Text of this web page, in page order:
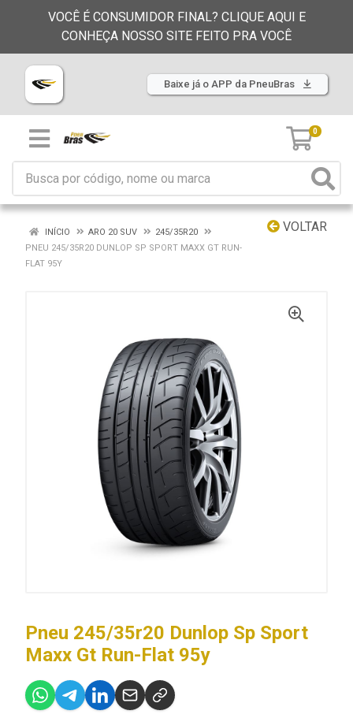
VOCÊ É CONSUMIDOR FINAL? CLIQUE AQUI E
CONHEÇA NOSSO SITE FEITO PRA VOCÊ
Baixe já o APP da PneuBras
0
VOLTAR
INÍCIO ARO 20 SUV
245/35R20
PNEU 245/35R20 DUNLOP SP SPORT MAXX GT RUN-
FLAT 95Y
Pneu 245/35r20 Dunlop Sp Sport
Maxx Gt Run-Flat 95y